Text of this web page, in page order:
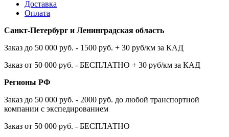
Доставка
Оплата
Санкт-Петербург и Ленинградская область
Заказ до 50 000 руб. - 1500 руб. + 30 руб/км за КАД
Заказ от 50 000 руб. - БЕСПЛАТНО + 30 руб/км за КАД
Регионы РФ
Заказ до 50 000 руб. - 2000 руб. до любой транспортной
компании с экспедированием
Заказ от 50 000 руб. - БЕСПЛАТНО